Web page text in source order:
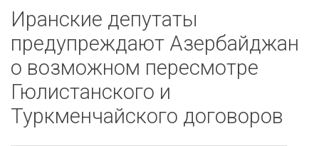
Иранские депутаты
предупреждают Азербайджан
о возможном пересмотре
Гюлистанского и
Туркменчайского договоров